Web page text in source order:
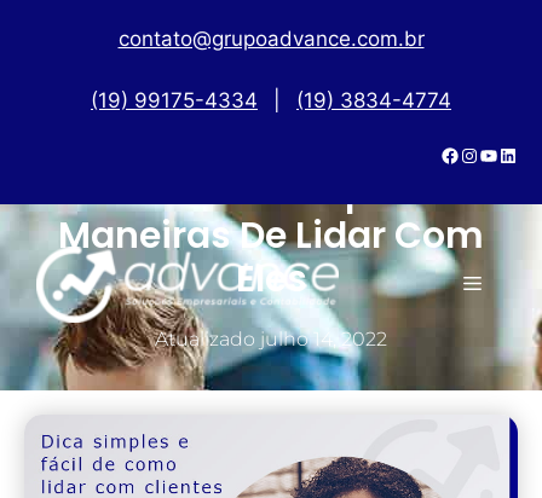
contato@grupoadvance.com.br
(19) 99175-4334 (19) 3834-4774
Clientes Inadimplentes:
Maneiras De Lidar Com
Eles
Atualizado julho 14, 2022